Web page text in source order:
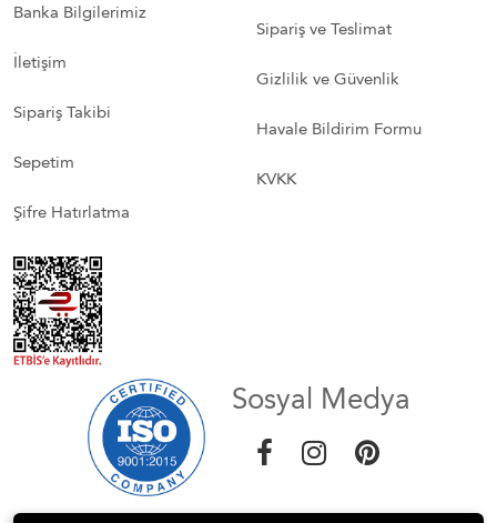
Banka Bilgilerimiz
İletişim
Sipariş Takibi
Sepetim
Şifre Hatırlatma
Sipariş ve Teslimat
Gizlilik ve Güvenlik
Havale Bildirim Formu
KVKK
Sosyal Medya